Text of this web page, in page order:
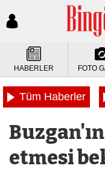
HABERLER FOTO
Tüm Haberler
etmesi